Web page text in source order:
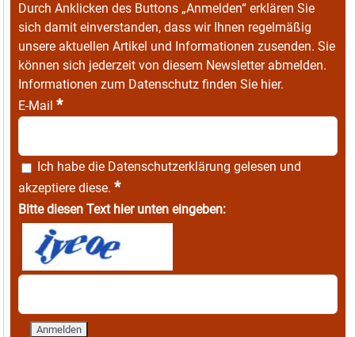
Durch Anklicken des Buttons „Anmelden“ erklären Sie
sich damit einverstanden, dass wir Ihnen regelmäßig
unsere aktuellen Artikel und Informationen zusenden. Sie
können sich jederzeit von diesem Newsletter abmelden.
Informationen zum Datenschutz finden Sie hier.
E-Mail *
Ich habe die Datenschutzerklärung gelesen und
akzeptiere diese. *
Bitte diesen Text hier unten eingeben: